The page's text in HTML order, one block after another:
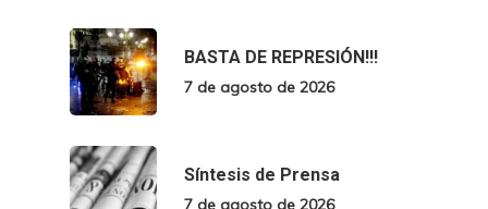
BASTA DE REPRESIÓN!!!
7 de agosto de 2026
Síntesis de Prensa
7 de agosto de 2026